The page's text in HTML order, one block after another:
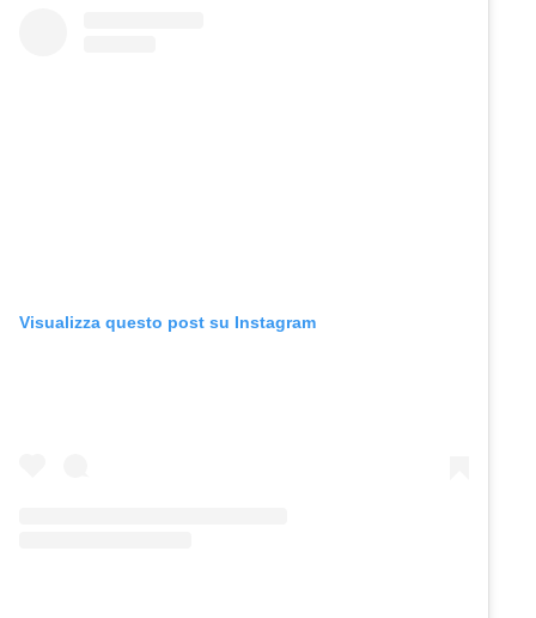
Visualizza questo post su Instagram